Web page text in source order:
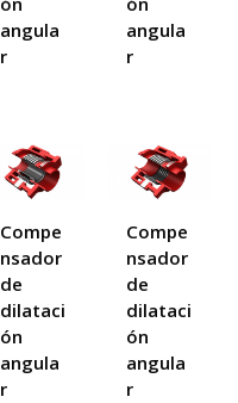
angula
r
angula
r
Compe
nsador
de
dilataci
ón
angula
r
Compe
nsador
de
dilataci
ón
angula
r